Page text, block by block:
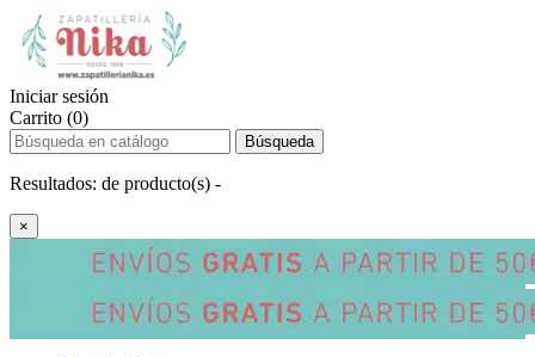
Iniciar sesión
Carrito (0)
Búsqueda
Resultados: de producto(s) -
×